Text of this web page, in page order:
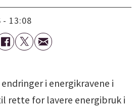
- 13:08
i energikravene i
rette for lavere energibruk i